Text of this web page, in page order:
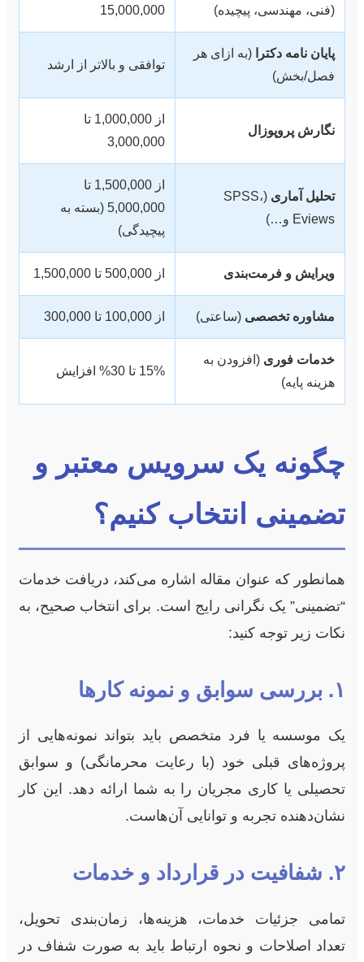
(فنی، مهندسی، پیچیده) 15,000,000
پایان نامه دکترا
(به ازای هر
فصل/بخش)
توافقی و بالاتر از ارشد
نگارش پروپوزال
از 1,000,000 تا
3,000,000
تحلیل آماری
(SPSS،
Eviews و…)
از 1,500,000 تا
5,000,000 (بسته به
پیچیدگی)
ویرایش و فرمت‌بندی از 500,000 تا 1,500,000
مشاوره تخصصی (ساعتی) از 100,000 تا 300,000
خدمات فوری (افزودن به
هزینه پایه)
15% تا 30% افزایش
چگونه یک سرویس معتبر و
تضمینی انتخاب کنیم؟
همانطور که عنوان مقاله اشاره می‌کند، دریافت خدمات
“تضمینی” یک نگرانی رایج است. برای انتخاب صحیح، به
نکات زیر توجه کنید:
۱. بررسی سوابق و نمونه کارها
یک موسسه یا فرد متخصص باید بتواند نمونه‌هایی از
پروژه‌های قبلی خود (با رعایت محرمانگی) و سوابق
تحصیلی یا کاری مجریان را به شما ارائه دهد. این کار
نشان‌دهنده تجربه و توانایی آن‌هاست.
۲. شفافیت در قرارداد و خدمات
تمامی جزئیات خدمات، هزینه‌ها، زمان‌بندی تحویل،
تعداد اصلاحات و نحوه ارتباط باید به صورت شفاف در